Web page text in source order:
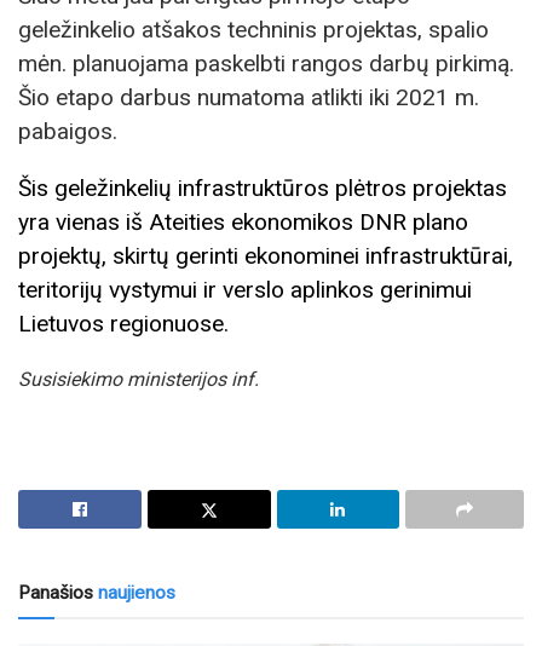
geležinkelio atšakos techninis projektas, spalio
mėn. planuojama paskelbti rangos darbų pirkimą.
Šio etapo darbus numatoma atlikti iki 2021 m.
pabaigos.
Šis geležinkelių infrastruktūros plėtros projektas
yra vienas iš Ateities ekonomikos DNR plano
projektų, skirtų gerinti ekonominei infrastruktūrai,
teritorijų vystymui ir verslo aplinkos gerinimui
Lietuvos regionuose.
Susisiekimo ministerijos inf.
Panašios naujienos